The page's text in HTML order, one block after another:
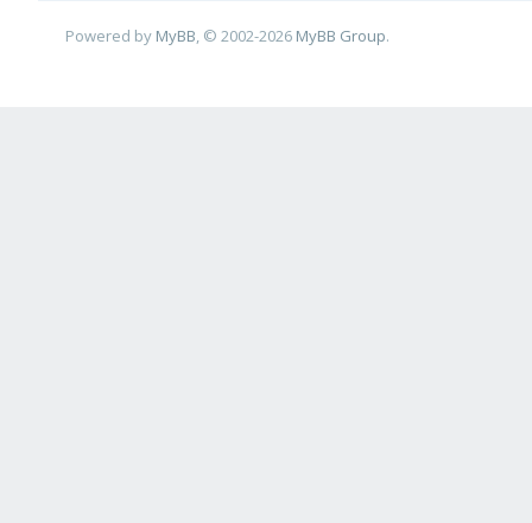
Powered by MyBB , © 2002-2026 MyBB Group.